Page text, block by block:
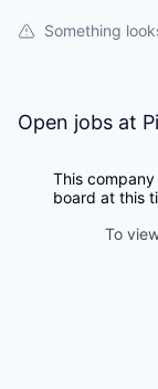
Something
Open jobs at
This
board at this
To